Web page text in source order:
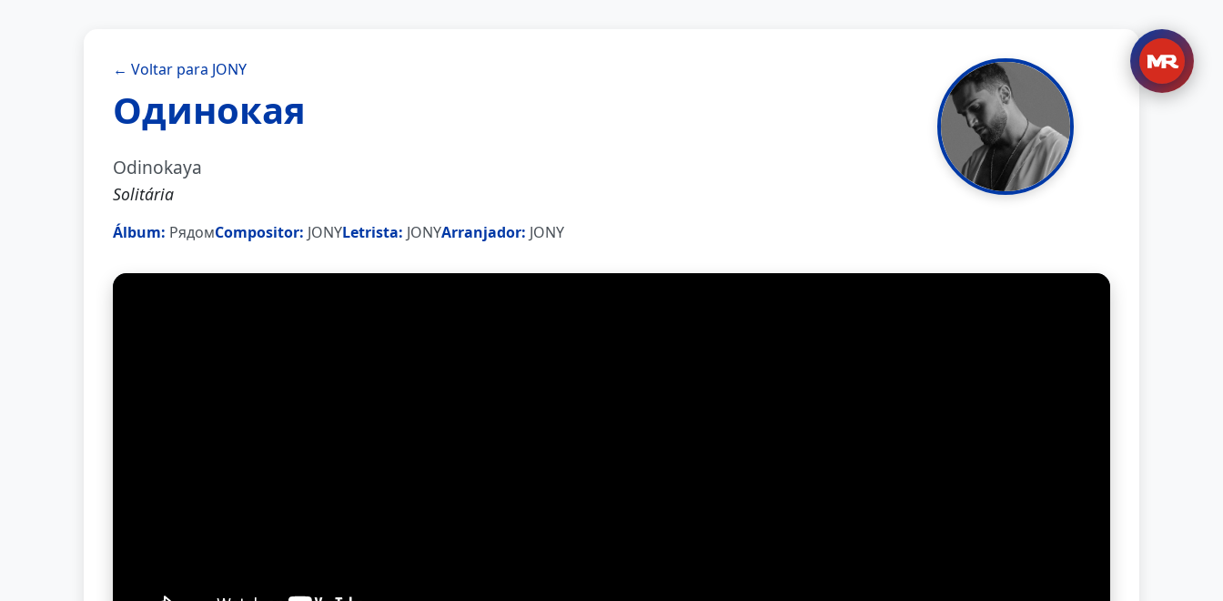
← Voltar para JONY
Одинокая
Odinokaya
Solitária
Álbum: РядомCompositor: JONYLetrista: JONYArranjador: JONY